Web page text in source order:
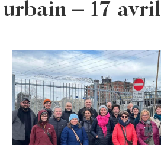
urbain – 17 avril